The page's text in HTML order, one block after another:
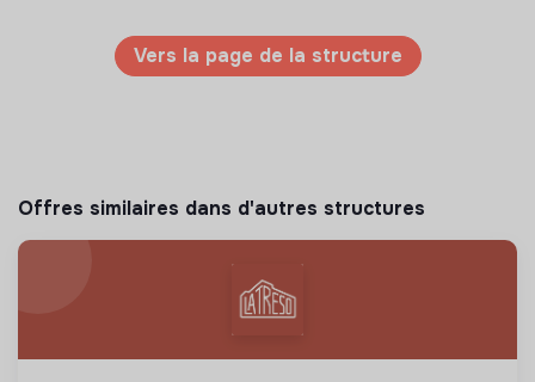
Vers la page de la structure
Offres similaires dans d'autres structures